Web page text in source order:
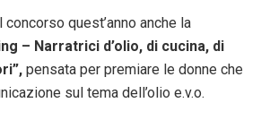
quest’anno anche la
– Narratrici d’olio, di cucina, di
pensata per premiare le donne che
sul tema dell’olio e.v.o.